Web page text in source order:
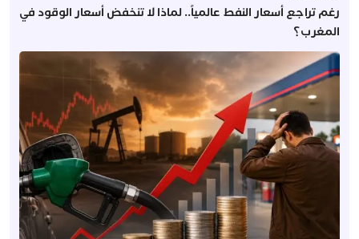
رغم تراجع أسعار النفط عالمياً.. لماذا لا تنخفض أسعار الوقود في
المغرب؟